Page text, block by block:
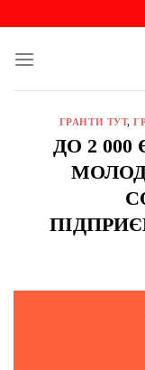
content
ГРАНТИ ТУТ,
ДО 2